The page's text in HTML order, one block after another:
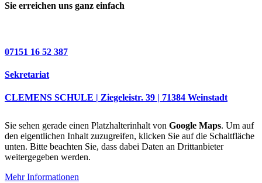
Sie erreichen uns ganz einfach
07151 16 52 387
Sekretariat
CLEMENS SCHULE | Ziegeleistr. 39 | 71384 Weinstadt
Sie sehen gerade einen Platzhalterinhalt von Google Maps. Um auf
den eigentlichen Inhalt zuzugreifen, klicken Sie auf die Schaltfläche
unten. Bitte beachten Sie, dass dabei Daten an Drittanbieter
weitergegeben werden.
Mehr Informationen